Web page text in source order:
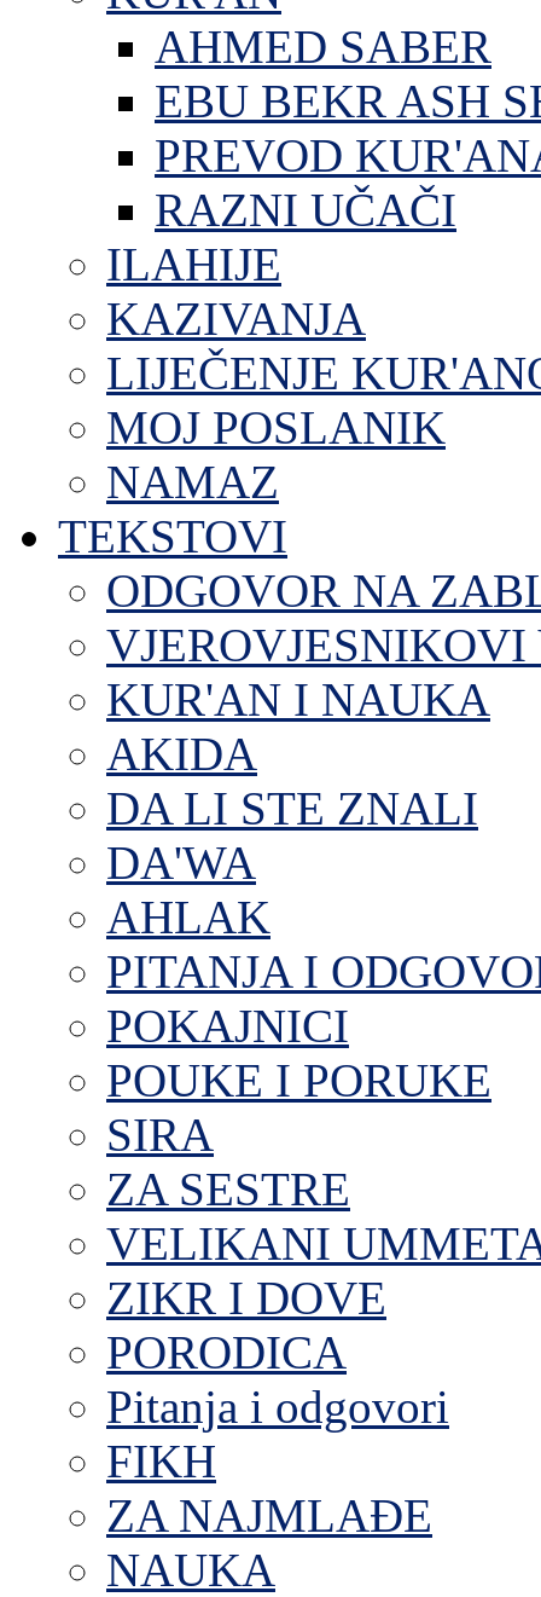
AHMED SABER
EBU BEKR ASH
PREVOD
RAZNI UČAČI
ILAHIJE
KAZIVANJA
LIJEČENJE
MOJ POSLANIK
NAMAZ
TEKSTOVI
ODGOVOR NA
VJEROVJESNIKOVI
KUR'AN I NAUKA
AKIDA
DA LI STE ZNALI
DA'WA
AHLAK
PITANJA I
POKAJNICI
POUKE I PORUKE
SIRA
ZA SESTRE
VELIKANI
ZIKR I DOVE
PORODICA
Pitanja i odgovori
FIKH
ZA NAJMLAĐE
NAUKA